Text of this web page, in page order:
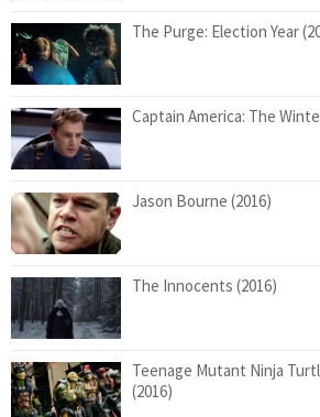
The Purge: Election Year
Captain America: The
Jason Bourne (2016)
The Innocents (2016)
Teenage Mutant Ninja
(2016)